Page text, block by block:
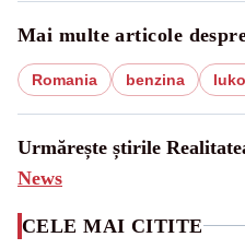
Mai multe articole
Romania benzina
Urmărește știrile
News
CELE MAI CITITE